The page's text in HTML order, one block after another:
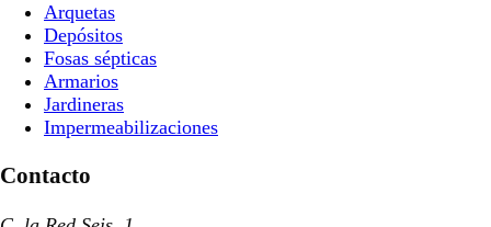
Arquetas
Depósitos
Fosas sépticas
Armarios
Jardineras
Impermeabilizaciones
Contacto